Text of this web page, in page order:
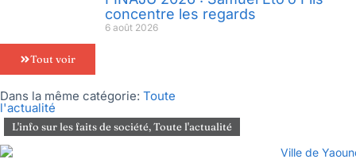
concentre les regards
6 août 2026
Tout voir
Dans la même catégorie: Toute
l'actualité
L'info sur les faits de société,Toute l'actualité